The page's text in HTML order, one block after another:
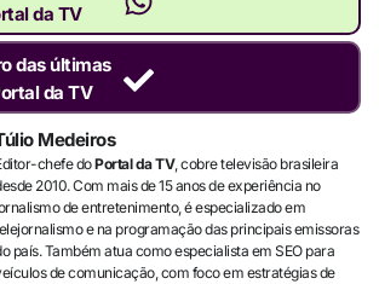
da TV
das últimas
da TV
Medeiros
chefe doPortal da TV, cobre televisão brasileira
2010. Com mais de 15 anos de experiência no
de entretenimento, é especializado em
e na programação das principais emissoras
país. Também atua como especialista em SEO para
de comunicação, com foco em estratégias de